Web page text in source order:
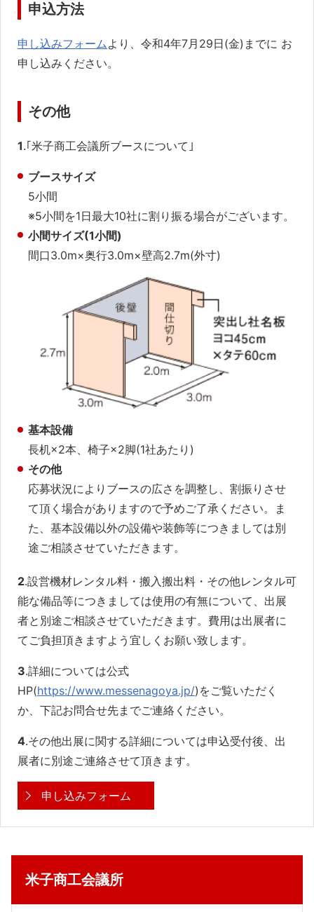
申込方法
申し込みフォーム より、令和4年7月29日(金)までに お
申し込みください。
その他
1.｢米子商工会議所ブースについて｣
ブースサイズ
5小間
※5小間を1日最大10社に割り振る場合がございます。
小間サイズ(1小間)
間口3.0m×奥行3.0m×壁高2.7m(外寸)
基本設備
長机×2本、椅子×2脚(1社あたり)
その他
応募状況によりブースの広さを調整し、割振りさせ
て頂く場合がありますので予めご了承ください。ま
た、基本設備以外の設備や装飾等につきましては別
途ご相談させていただきます。
2.設営機材レンタル料・搬入搬出料・その他レンタル可
能な備品等につきましては使用の有無について、出展
者と別途ご相談させていただきます。費用は出展者に
てご負担頂きますよう宜しくお願い致します。
3.詳細については公式
HP(https://www.messenagoya.jp/)をご覧いただく
か、下記お問合せ先までご連絡ください。
4.その他出展に関する詳細については申込受付後、出
展者に別途ご連絡させて頂きます。
申し込みフォーム
米子商工会議所